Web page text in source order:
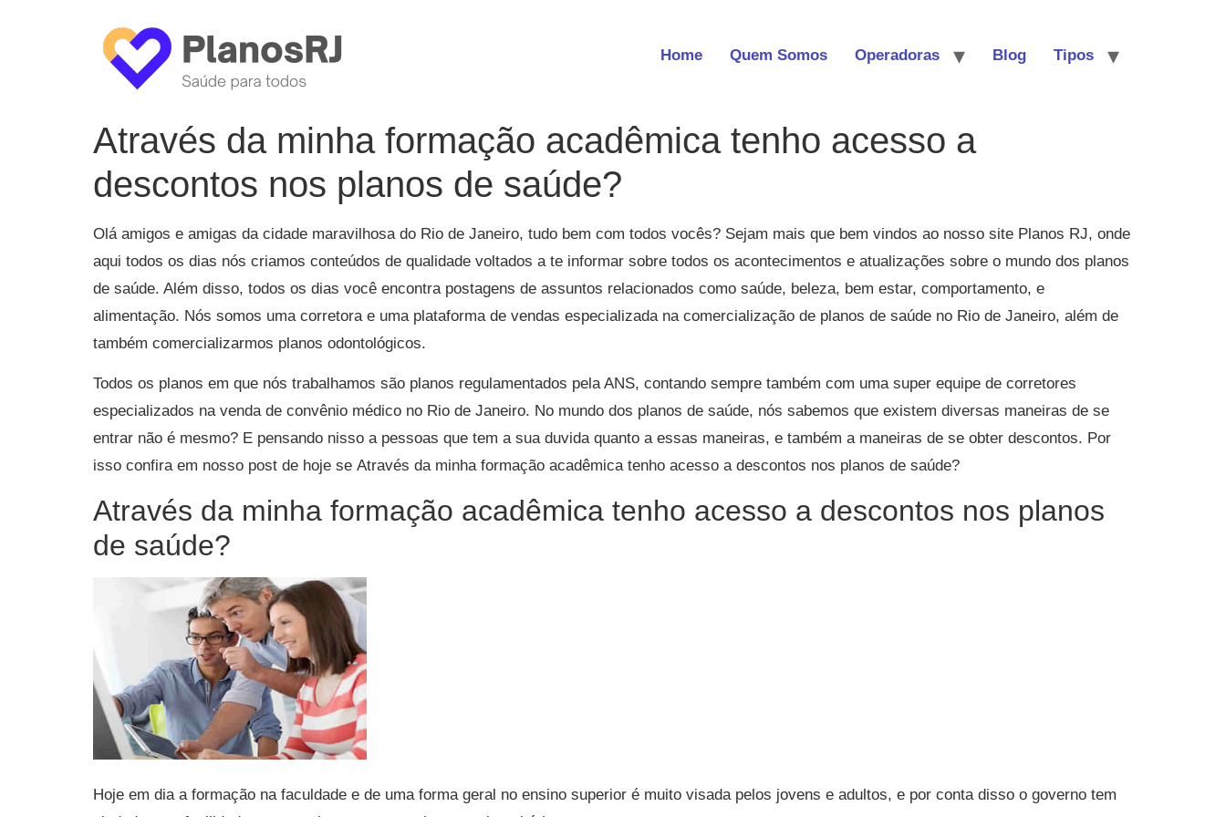
Home Quem Somos Operadoras Blog Tipos
Através da minha formação acadêmica tenho acesso a
descontos nos planos de saúde?
Olá amigos e amigas da cidade maravilhosa do Rio de Janeiro, tudo bem com todos vocês? Sejam mais que bem vindos ao nosso site Planos RJ, onde
aqui todos os dias nós criamos conteúdos de qualidade voltados a te informar sobre todos os acontecimentos e atualizações sobre o mundo dos planos
de saúde. Além disso, todos os dias você encontra postagens de assuntos relacionados como saúde, beleza, bem estar, comportamento, e
alimentação. Nós somos uma corretora e uma plataforma de vendas especializada na comercialização de planos de saúde no Rio de Janeiro, além de
também comercializarmos planos odontológicos.
Todos os planos em que nós trabalhamos são planos regulamentados pela ANS, contando sempre também com uma super equipe de corretores
especializados na venda de convênio médico no Rio de Janeiro. No mundo dos planos de saúde, nós sabemos que existem diversas maneiras de se
entrar não é mesmo? E pensando nisso a pessoas que tem a sua duvida quanto a essas maneiras, e também a maneiras de se obter descontos. Por
isso confira em nosso post de hoje se Através da minha formação acadêmica tenho acesso a descontos nos planos de saúde?
Através da minha formação acadêmica tenho acesso a descontos nos planos
de saúde?
Hoje em dia a formação na faculdade e de uma forma geral no ensino superior é muito visada pelos jovens e adultos, e por conta disso o governo tem